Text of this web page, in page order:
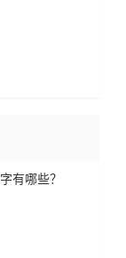
有哪些？